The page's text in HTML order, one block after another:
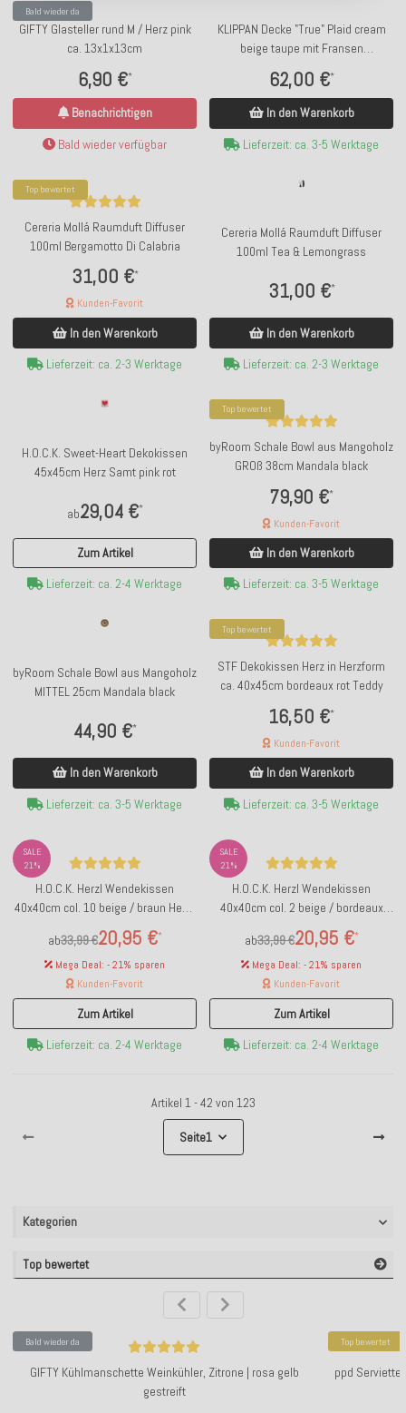
Bald wieder da
GIFTY Glasteller rund M / Herz pink
ca. 13x1x13cm
6,90 €*
Benachrichtigen
Bald wieder verfügbar
KLIPPAN Decke "True" Plaid cream
beige taupe mit Fransen
62,00 €*
In den Warenkorb
Lieferzeit: ca. 3-5 Werktage
Top bewertet
Cereria Mollá Raumduft Diffuser
100ml Bergamotto Di Calabria
31,00 €*
Kunden-Favorit
In den Warenkorb
Lieferzeit: ca. 2-3 Werktage
Cereria Mollá Raumduft Diffuser
100ml Tea & Lemongrass
31,00 €*
In den Warenkorb
Lieferzeit: ca. 2-3 Werktage
H.O.C.K. Sweet-Heart Dekokissen
45x45cm Herz Samt pink rot
ab29,04 €*
Zum Artikel
Lieferzeit: ca. 2-4 Werktage
Top bewertet
byRoom Schale Bowl aus Mangoholz
GROß 38cm Mandala black
79,90 €*
Kunden-Favorit
In den Warenkorb
Lieferzeit: ca. 3-5 Werktage
byRoom Schale Bowl aus Mangoholz
MITTEL 25cm Mandala black
44,90 €*
In den Warenkorb
Lieferzeit: ca. 3-5 Werktage
Top bewertet
STF Dekokissen Herz in Herzform
ca. 40x45cm bordeaux rot Teddy
16,50 €*
Kunden-Favorit
In den Warenkorb
Lieferzeit: ca. 3-5 Werktage
SALE
21%
H.O.C.K. Herzl Wendekissen
40x40cm col. 10 beige / braun Heart
ab
20,95 €*
33,99 €
Mega Deal: - 21% sparen
Kunden-Favorit
Zum Artikel
Lieferzeit: ca. 2-4 Werktage
SALE
21%
H.O.C.K. Herzl Wendekissen
40x40cm col. 2 beige / bordeaux
ab
20,95 €*
33,99 €
Mega Deal: - 21% sparen
Kunden-Favorit
Zum Artikel
Lieferzeit: ca. 2-4 Werktage
Artikel 1 - 42 von 123
Seite1
Kategorien
Top bewertet
Bald wieder da
GIFTY Kühlmanschette Weinkühler, Zitrone | rosa gelb
gestreift
Top bewertet
ppd